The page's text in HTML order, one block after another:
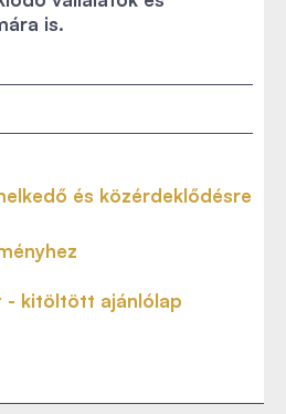
is.
és közérdeklődésre
- kitöltött ajánlólap